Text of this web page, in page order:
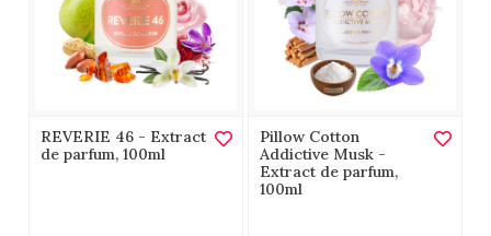
REVERIE 46 - Extract
de parfum, 100ml
Pillow Cotton
Addictive Musk -
Extract de parfum,
100ml